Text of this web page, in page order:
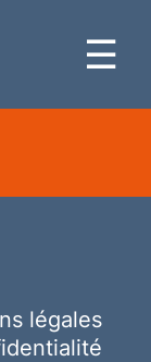
☰
légales